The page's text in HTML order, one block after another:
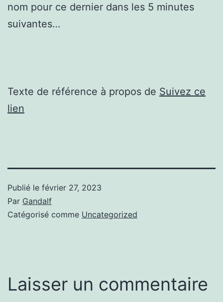
nom pour ce dernier dans les 5 minutes
suivantes…
Texte de référence à propos de Suivez ce
lien
Publié le février 27, 2023
Par Gandalf
Catégorisé comme Uncategorized
Laisser un commentaire